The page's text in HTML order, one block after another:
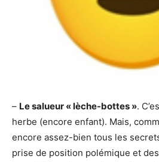
– Le salueur « lèche-bottes ».
herbe (encore enfant). Mais,
encore assez-bien tous les
prise de position polémique et